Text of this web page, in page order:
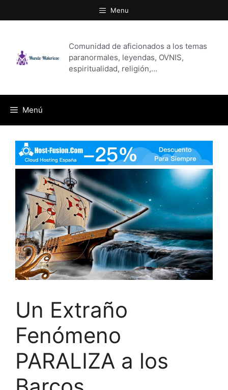
al
Menu
Comunidad de aficionados a los temas
paranormales, leyendas, OVNIS,
espiritualidad, religión,…
Menú
Un Extraño
Fenómeno
PARALIZA a los